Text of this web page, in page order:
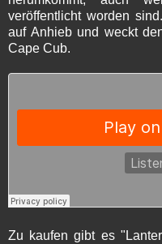
veröffentlicht worden sind.
auf Anhieb und weckt
Cape Cub.
Zu kaufen gibt es